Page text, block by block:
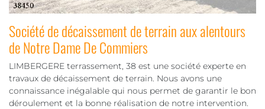
Société de décaissement de terrain aux alentours
de Notre Dame De Commiers
LIMBERGERE terrassement, 38 est une société experte en
travaux de décaissement de terrain. Nous avons une
connaissance inégalable qui nous permet de garantir le bon
déroulement et la bonne réalisation de notre intervention.